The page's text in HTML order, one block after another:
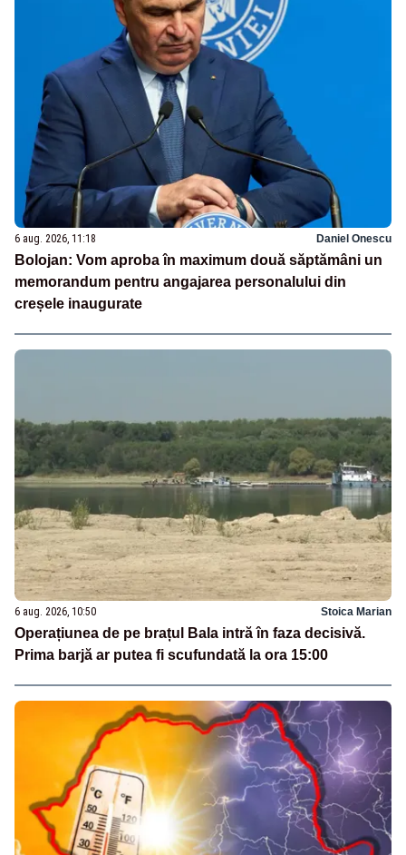
6 aug. 2026, 11:18 Daniel Onescu
Bolojan: Vom aproba în maximum două săptămâni un
memorandum pentru angajarea personalului din
creșele inaugurate
6 aug. 2026, 10:50 Stoica Marian
Operațiunea de pe brațul Bala intră în faza decisivă.
Prima barjă ar putea fi scufundată la ora 15:00